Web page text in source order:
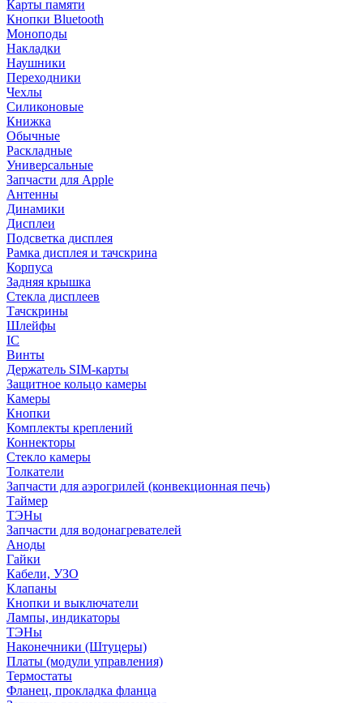
Карты памяти
Кнопки Bluetooth
Моноподы
Накладки
Наушники
Переходники
Чехлы
Силиконовые
Книжка
Обычные
Раскладные
Универсальные
Запчасти для Apple
Антенны
Динамики
Дисплеи
Подсветка дисплея
Рамка дисплея и тачскрина
Корпуса
Задняя крышка
Стекла дисплеев
Тачскрины
Шлейфы
IC
Винты
Держатель SIM-карты
Защитное кольцо камеры
Камеры
Кнопки
Комплекты креплений
Коннекторы
Стекло камеры
Толкатели
Запчасти для аэрогрилей (конвекционная печь)
Таймер
ТЭНы
Запчасти для водонагревателей
Аноды
Гайки
Кабели, УЗО
Клапаны
Кнопки и выключатели
Лампы, индикаторы
ТЭНы
Наконечники (Штуцеры)
Платы (модули управления)
Термостаты
Фланец, прокладка фланца